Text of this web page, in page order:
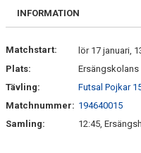
INFORMATION
Matchstart:
lör 17 januari,
Plats:
Ersängskolans
Tävling:
Futsal Pojkar
Matchnummer: 194640015
Samling:
12:45,